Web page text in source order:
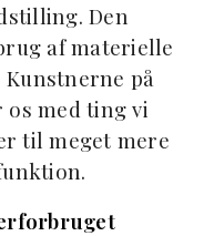
Den
af materielle
på
med ting vi
til meget mere